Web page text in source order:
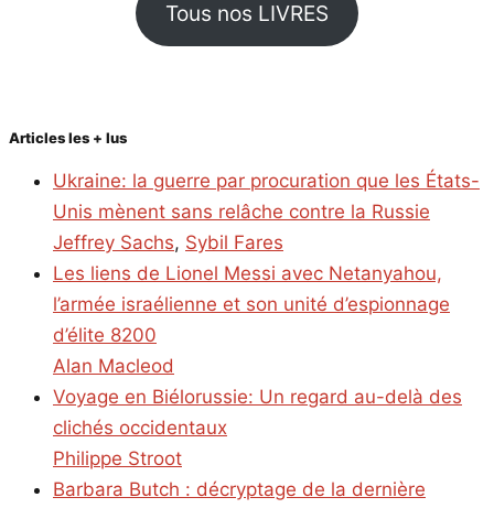
Tous nos LIVRES
Articles les + lus
Ukraine: la guerre par procuration que les États-
Unis mènent sans relâche contre la Russie
Jeffrey Sachs, Sybil Fares
Les liens de Lionel Messi avec Netanyahou,
l’armée israélienne et son unité d’espionnage
d’élite 8200
Alan Macleod
Voyage en Biélorussie: Un regard au-delà des
clichés occidentaux
Philippe Stroot
Barbara Butch : décryptage de la dernière